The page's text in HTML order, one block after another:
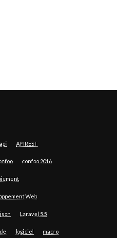
api API REST
confoo 2016
Web
json Laravel 5.5
logiciel macro